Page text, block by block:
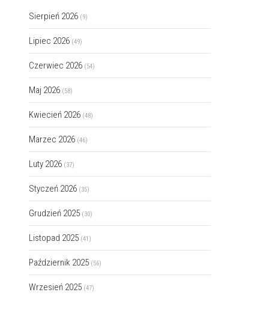
Sierpień 2026 (9)
Lipiec 2026 (49)
Czerwiec 2026 (54)
Maj 2026 (58)
Kwiecień 2026 (48)
Marzec 2026 (46)
Luty 2026 (37)
Styczeń 2026 (35)
Grudzień 2025 (30)
Listopad 2025 (41)
Październik 2025 (56)
Wrzesień 2025 (47)